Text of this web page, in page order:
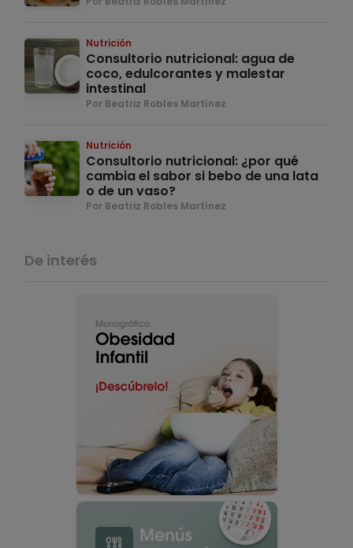
Nutrición
Consultorio nutricional: agua de
coco, edulcorantes y malestar
intestinal
Por Beatriz Robles Martínez
Nutrición
Consultorio nutricional: ¿por qué
cambia el sabor si bebo de una lata
o de un vaso?
Por Beatriz Robles Martínez
De interés